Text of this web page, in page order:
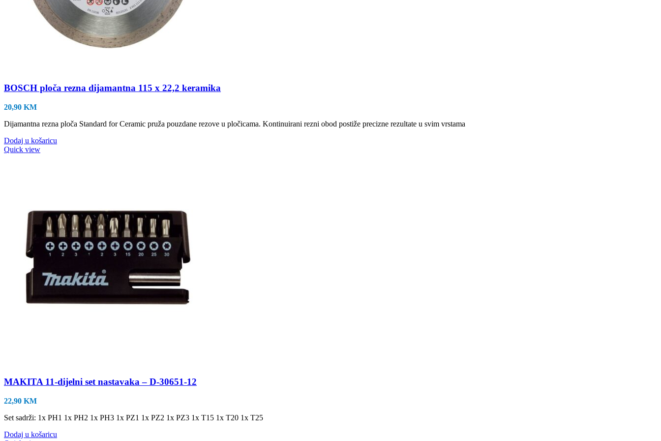
BOSCH ploča rezna dijamantna 115 x 22,2 keramika
20,90 KM
Dijamantna rezna ploča Standard for Ceramic pruža pouzdane rezove u pločicama. Kontinuirani rezni obod postiže precizne rezultate u svim vrstama
Dodaj u košaricu
Quick view
MAKITA 11-dijelni set nastavaka – D-30651-12
22,90 KM
Set sadrži: 1x PH1 1x PH2 1x PH3 1x PZ1 1x PZ2 1x PZ3 1x T15 1x T20 1x T25
Dodaj u košaricu